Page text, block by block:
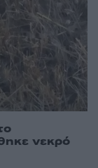
νεκρό